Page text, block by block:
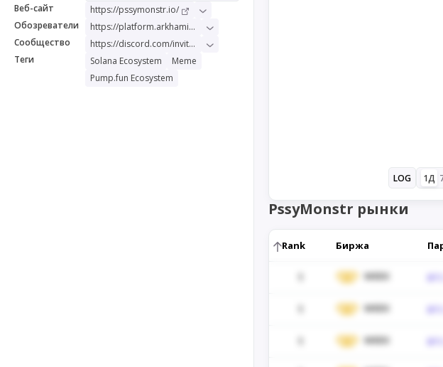
Веб-сайт
https://pssymonstr.io/
Обозреватели
https://platform.arkhamintelligence.com/explorer/token/pssymonstr
Сообщество
https://discord.com/invite/mAknBXpMMX
Теги
Solana Ecosystem
Meme
Pump.fun Ecosystem
LOG 1Д
PssyMonstr рынки
Rank Биржа
WEEX
WEEX
WEEX